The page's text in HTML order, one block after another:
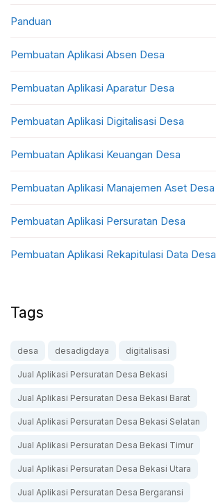
Panduan
Pembuatan Aplikasi Absen Desa
Pembuatan Aplikasi Aparatur Desa
Pembuatan Aplikasi Digitalisasi Desa
Pembuatan Aplikasi Keuangan Desa
Pembuatan Aplikasi Manajemen Aset Desa
Pembuatan Aplikasi Persuratan Desa
Pembuatan Aplikasi Rekapitulasi Data Desa
Tags
desa desadigdaya digitalisasi
Jual Aplikasi Persuratan Desa Bekasi
Jual Aplikasi Persuratan Desa Bekasi Barat
Jual Aplikasi Persuratan Desa Bekasi Selatan
Jual Aplikasi Persuratan Desa Bekasi Timur
Jual Aplikasi Persuratan Desa Bekasi Utara
Jual Aplikasi Persuratan Desa Bergaransi